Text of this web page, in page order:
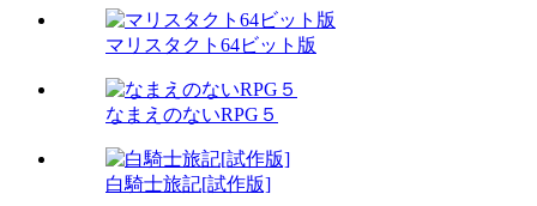
マリスタクト64ビット版
なまえのないRPG５
白騎士旅記[試作版]